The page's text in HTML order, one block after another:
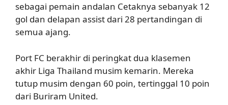
sebagai pemain andalan Cetaknya sebanyak 12
gol dan delapan assist dari 28 pertandingan di
semua ajang.
Port FC berakhir di peringkat dua klasemen
akhir Liga Thailand musim kemarin. Mereka
tutup musim dengan 60 poin, tertinggal 10 poin
dari Buriram United.